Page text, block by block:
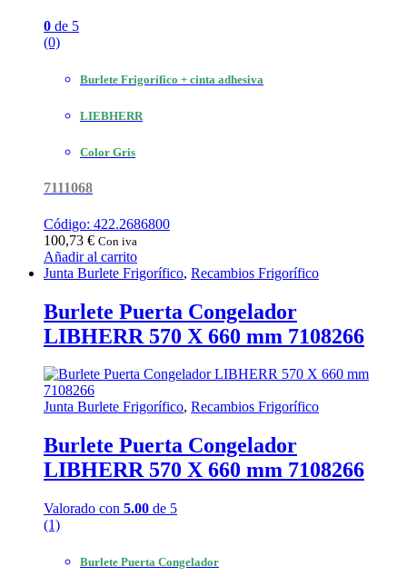
0 de 5
(0)
Burlete Frigorífico + cinta adhesiva
LIEBHERR
Color Gris
7111068
Código: 422.2686800
100,73 € Con iva
Añadir al carrito
Junta Burlete Frigorífico, Recambios Frigorífico
Burlete Puerta Congelador
LIBHERR 570 X 660 mm 7108266
Junta Burlete Frigorífico, Recambios Frigorífico
Burlete Puerta Congelador
LIBHERR 570 X 660 mm 7108266
Valorado con 5.00 de 5
(1)
Burlete Puerta Congelador